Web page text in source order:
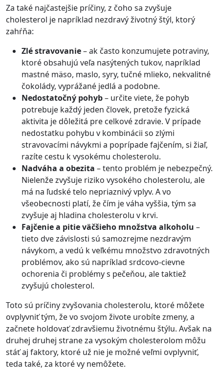
Za také najčastejšie príčiny, z čoho sa zvyšuje
cholesterol je napríklad nezdravý životný štýl, ktorý
zahŕňa:
Zlé stravovanie– ak často konzumujete potraviny,
ktoré obsahujú veľa nasýtených tukov, napríklad
mastné mäso, maslo, syry, tučné mlieko, nekvalitné
čokolády, vyprážané jedlá a podobne.
Nedostatočný pohyb– určite viete, že pohyb
potrebuje každý jeden človek, pretože fyzická
aktivita je dôležitá pre celkové zdravie. V prípade
nedostatku pohybu v kombinácii so zlými
stravovacími návykmi a poprípade fajčením, si žiaľ,
razíte cestu k vysokému cholesterolu.
Nadváha a obezita – tento problém je nebezpečný.
Nielenže zvyšuje riziko vysokého cholesterolu, ale
má na ľudské telo nepriaznivý vplyv. A vo
všeobecnosti platí, že čím je váha vyššia, tým sa
zvyšuje aj hladina cholesterolu v krvi.
Fajčenie a pitie väčšieho množstva alkoholu –
tieto dve závislosti sú samozrejme nezdravým
návykom, a vedú k veľkému množstvo zdravotných
problémov, ako sú napríklad srdcovo-cievne
ochorenia či problémy s pečeňou, ale taktiež
zvyšujú cholesterol.
Toto sú príčiny zvyšovania cholesterolu, ktoré môžete
ovplyvniť tým, že vo svojom živote urobíte zmeny, a
začnete holdovať zdravšiemu životnému štýlu. Avšak na
druhej druhej strane za vysokým cholesterolom môžu
stáť aj faktory, ktoré už nie je možné veľmi ovplyvniť,
teda také, za ktoré vy nemôžete.